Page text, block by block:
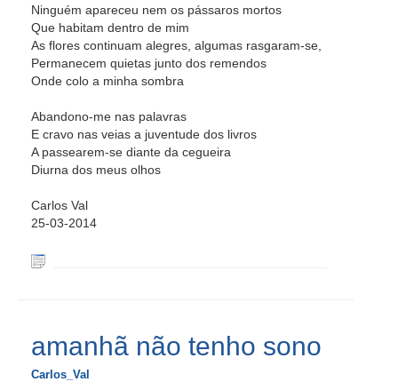
Ninguém apareceu nem os pássaros mortos
Que habitam dentro de mim
As flores continuam alegres, algumas rasgaram-se,
Permanecem quietas junto dos remendos
Onde colo a minha sombra
Abandono-me nas palavras
E cravo nas veias a juventude dos livros
A passearem-se diante da cegueira
Diurna dos meus olhos
Carlos Val
25-03-2014
amanhã não tenho sono
Carlos_Val